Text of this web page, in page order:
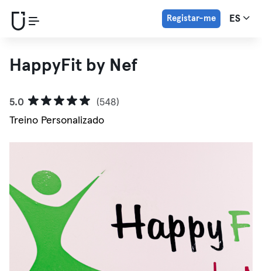
Registar-me ES
HappyFit by Nef
5.0
(548)
Treino Personalizado